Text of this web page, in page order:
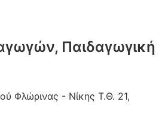
Παιδαγωγική
Φλώρινας - Νίκης Τ.Θ. 21,